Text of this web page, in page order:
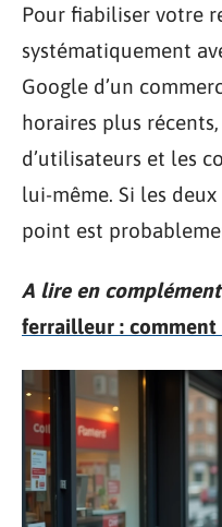
Pour fiabiliser votre
systématiquement
Google d’un
horaires plus
d’utilisateurs et les
lui-même. Si les
point est
A lire en complément
ferrailleur : comment